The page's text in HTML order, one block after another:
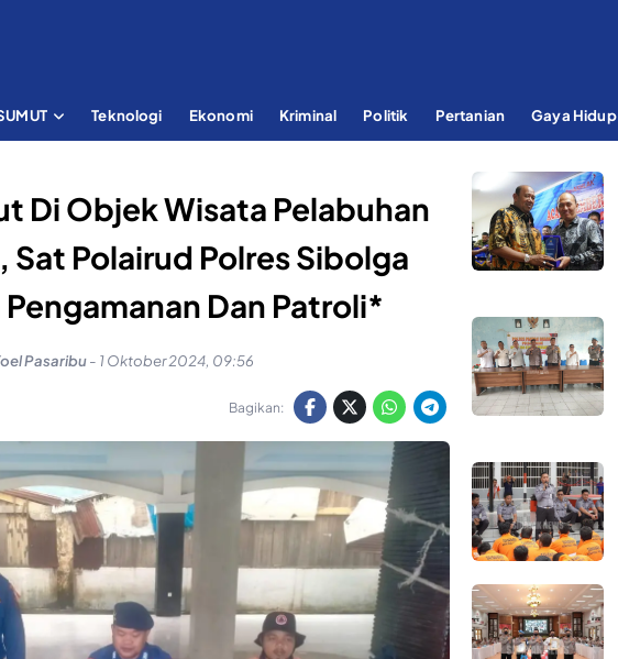
Teknologi Ekonomi Kriminal Politik Pertanian Gaya Hidup
Di Objek Wisata Pelabuhan
Sat Polairud Polres Sibolga
Dan Patroli*
Pasaribu- 1 Oktober 2024, 09:56
Bagikan: